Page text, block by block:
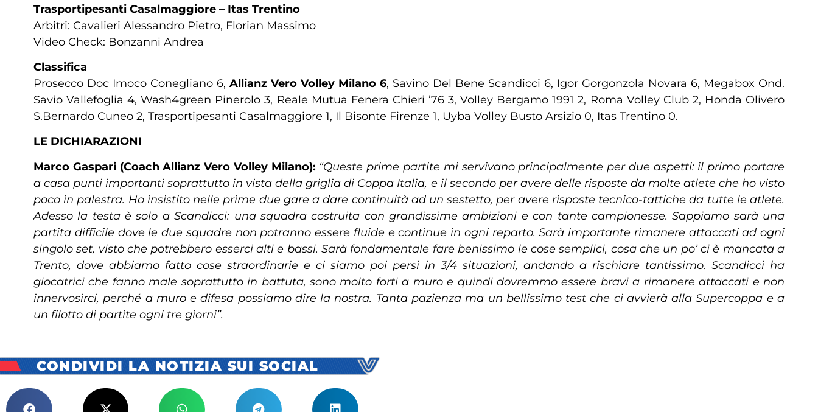
Trasportipesanti Casalmaggiore – Itas Trentino
Arbitri: Cavalieri Alessandro Pietro, Florian Massimo
Video Check: Bonzanni Andrea
Classifica
Prosecco Doc Imoco Conegliano 6, Allianz Vero Volley Milano 6, Savino Del Bene Scandicci 6, Igor Gorgonzola Novara 6, Megabox Ond.
Savio Vallefoglia 4, Wash4green Pinerolo 3, Reale Mutua Fenera Chieri ’76 3, Volley Bergamo 1991 2, Roma Volley Club 2, Honda Olivero
S.Bernardo Cuneo 2, Trasportipesanti Casalmaggiore 1, Il Bisonte Firenze 1, Uyba Volley Busto Arsizio 0, Itas Trentino 0.
LE DICHIARAZIONI
Marco Gaspari (Coach Allianz Vero Volley Milano): “Queste prime partite mi servivano principalmente per due aspetti: il primo portare
a casa punti importanti soprattutto in vista della griglia di Coppa Italia, e il secondo per avere delle risposte da molte atlete che ho visto
poco in palestra. Ho insistito nelle prime due gare a dare continuità ad un sestetto, per avere risposte tecnico-tattiche da tutte le atlete.
Adesso la testa è solo a Scandicci: una squadra costruita con grandissime ambizioni e con tante campionesse. Sappiamo sarà una
partita difficile dove le due squadre non potranno essere fluide e continue in ogni reparto. Sarà importante rimanere attaccati ad ogni
singolo set, visto che potrebbero esserci alti e bassi. Sarà fondamentale fare benissimo le cose semplici, cosa che un po’ ci è mancata a
Trento, dove abbiamo fatto cose straordinarie e ci siamo poi persi in 3/4 situazioni, andando a rischiare tantissimo. Scandicci ha
giocatrici che fanno male soprattutto in battuta, sono molto forti a muro e quindi dovremmo essere bravi a rimanere attaccati e non
innervosirci, perché a muro e difesa possiamo dire la nostra. Tanta pazienza ma un bellissimo test che ci avvierà alla Supercoppa e a
un filotto di partite ogni tre giorni”.
CONDIVIDI LA NOTIZIA SUI SOCIAL